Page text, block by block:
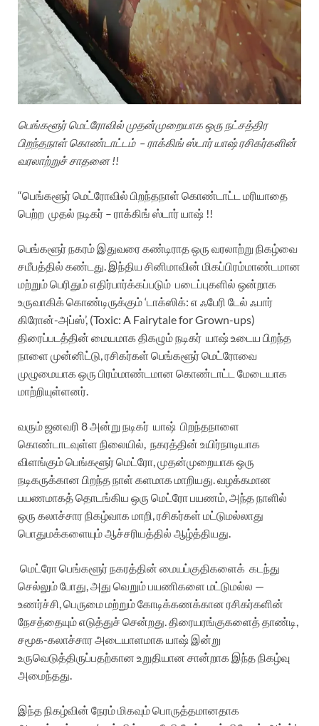
பெங்களூர் மெட்ரோவில் முதன்முறையாக ஒரு நட்சத்திர
பிறந்தநாள் கொண்டாட்டம் – ராக்கிங் ஸ்டார் யாஷ் ரசிகர்களின்
வரலாற்றுச் சாதனை !!
“பெங்களூர் மெட்ரோவில் பிறந்தநாள் கொண்டாட்ட மரியாதை
பெற்ற முதல் நடிகர் – ராக்கிங் ஸ்டார் யாஷ் !!
பெங்களூர் நகரம் இதுவரை கண்டிராத ஒரு வரலாற்று நிகழ்வை
சமீபத்தில் கண்டது. இந்திய சினிமாவின் மிகப்பிரம்மாண்டமான
மற்றும் பெரிதும் எதிர்பார்க்கப்படும் படைப்புகளில் ஒன்றாக
உருவாகிக் கொண்டிருக்கும் ‘டாக்ஸிக்: எ ஃபேரி டேல் ஃபார்
கிரோன்-அப்ஸ்’, (Toxic: A Fairytale for Grown-ups)
திரைப்படத்தின் மையமாக திகழும் நடிகர் யாஷ் உடைய பிறந்த
நாளை முன்னிட்டு, ரசிகர்கள் பெங்களூர் மெட்ரோவை
முழுமையாக ஒரு பிரம்மாண்டமான கொண்டாட்ட மேடையாக
மாற்றியுள்ளனர்.
வரும் ஜனவரி 8 அன்று நடிகர் யாஷ் பிறந்தநாளை
கொண்டாடவுள்ள நிலையில், நகரத்தின் உயிர்நாடியாக
விளங்கும் பெங்களூர் மெட்ரோ, முதன்முறையாக ஒரு
நடிகருக்கான பிறந்த நாள் களமாக மாறியது. வழக்கமான
பயணமாகத் தொடங்கிய ஒரு மெட்ரோ பயணம், அந்த நாளில்
ஒரு கலாச்சார நிகழ்வாக மாறி, ரசிகர்கள் மட்டுமல்லாது
பொதுமக்களையும் ஆச்சரியத்தில் ஆழ்த்தியது.
மெட்ரோ பெங்களூர் நகரத்தின் மையப்குதிகளைக் கடந்து
செல்லும் போது, அது வெறும் பயணிகளை மட்டுமல்ல —
உணர்ச்சி, பெருமை மற்றும் கோடிக்கணக்கான ரசிகர்களின்
நேசத்தையும் எடுத்துச் சென்றது. திரையரங்குகளைத் தாண்டி,
சமூக-கலாச்சார அடையாளமாக யாஷ் இன்று
உருவெடுத்திருப்பதற்கான உறுதியான சான்றாக இந்த நிகழ்வு
அமைந்தது.
இந்த நிகழ்வின் நேரம் மிகவும் பொருத்தமானதாக